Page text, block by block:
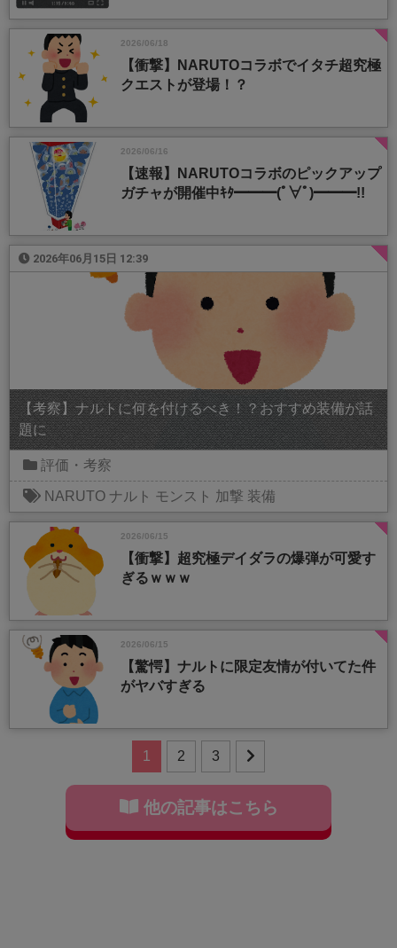
2026/06/18
【衝撃】NARUTOコラボでイタチ超究極
クエストが登場！？
2026/06/16
【速報】NARUTOコラボのピックアップ
ガチャが開催中ｷﾀ━━━(ﾟ∀ﾟ)━━━!!
2026年06月15日 12:39
【考察】ナルトに何を付けるべき！？おすすめ装備が話
題に
評価・考察
NARUTO ナルト モンスト 加撃 装備
2026/06/15
【衝撃】超究極デイダラの爆弾が可愛す
ぎるｗｗｗ
2026/06/15
【驚愕】ナルトに限定友情が付いてた件
がヤバすぎる
1 2 3
他の記事はこちら